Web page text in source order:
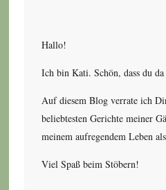
Hallo!
Ich bin Kati. Schön, dass du
Auf diesem Blog verrate ich
beliebtesten Gerichte meiner
meinem aufregendem Leben
Viel Spaß beim Stöbern!